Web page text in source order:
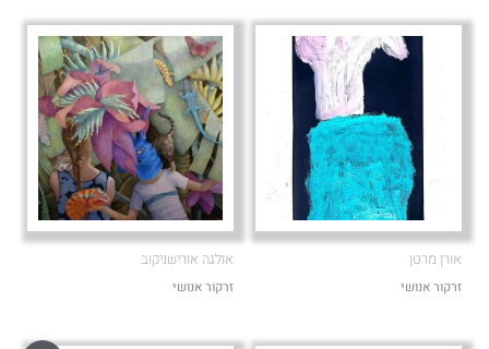
p
e
אורן מרטן
זרקור אנושי
אולגה אורישניקוב
זרקור אנושי